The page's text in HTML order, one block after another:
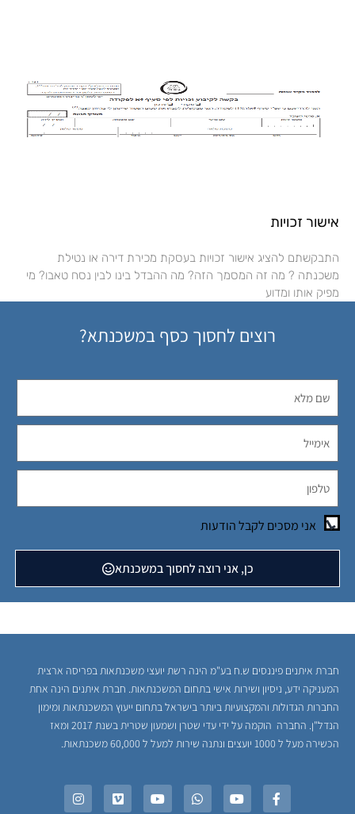
אישור זכויות
התבקשתם להציג אישור זכויות בעסקת מכירת דירה או נטילת
משכנתה ? מה זה המסמך הזה? מה ההבדל בינו לבין נסח טאבו? מי
מפיק אותו ומדוע
רוצים לחסוך כסף במשכנתא?
אני מסכים לקבל הודעות
כן, אני רוצה לחסוך במשכנתא
חברת איתנים פיננסים ש.ח בע"מ הינה רשת יועצי משכנתאות בפריסה ארצית
המעניקה ידע, ניסיון ושירות אישי בתחום המשכנתאות. חברת איתנים הינה אחת
החברות הגדולות והמקצועיות ביותר בישראל בתחום ייעוץ המשכנתאות ומימון
הנדל"ן. החברה הוקמה על ידי עדי שטרן ושמעון שטרית בשנת 2017 ומאז
הכשירה מעל ל 1000 יועצים ונתנה שירות למעל ל 60,000 משכנתאות.